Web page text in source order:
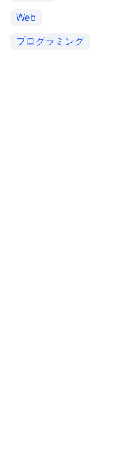
Web
プログラミング